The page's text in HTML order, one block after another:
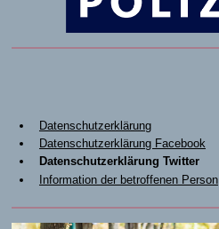
Datenschutzerklärung
Datenschutzerklärung Facebook
Datenschutzerklärung Twitter
Information der betroffenen Person